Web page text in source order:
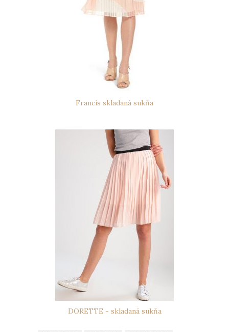
Francis skladaná sukňa
DORETTE - skladaná sukňa